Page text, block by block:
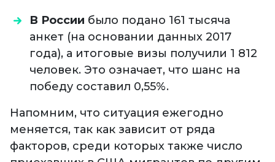
В России было подано 161 тысяча
анкет (на основании данных 2017
года), а итоговые визы получили 1 812
человек. Это означает, что шанс на
победу составил 0,55%.
Напомним, что ситуация ежегодно
меняется, так как зависит от ряда
факторов, среди которых также число